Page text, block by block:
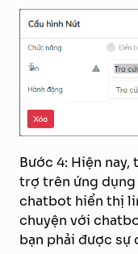
Bước 4: Hiện
trợ trên ứng
chatbot hiển thị
chuyện với
bạn phải được sự